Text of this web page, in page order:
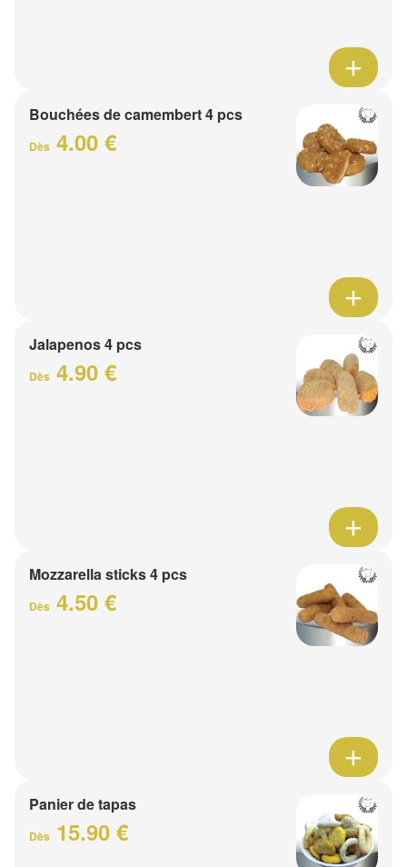
Bouchées de camembert 4 pcs
Dès 4.00 €
Jalapenos 4 pcs
Dès 4.90 €
Mozzarella sticks 4 pcs
Dès 4.50 €
Panier de tapas
Dès 15.90 €